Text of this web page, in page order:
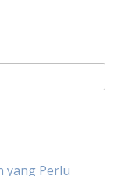
yang Perlu